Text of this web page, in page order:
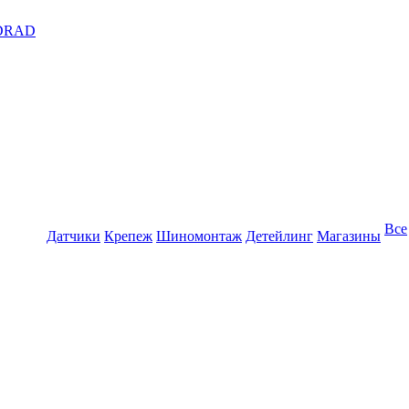
Датчики Крепеж Шиномонтаж Детейлинг Магазины Все